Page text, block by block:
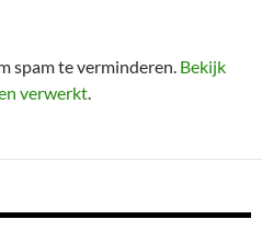
spam te verminderen. Bekijk
verwerkt.